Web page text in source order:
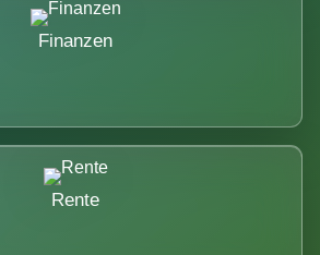
Finanzen
Rente